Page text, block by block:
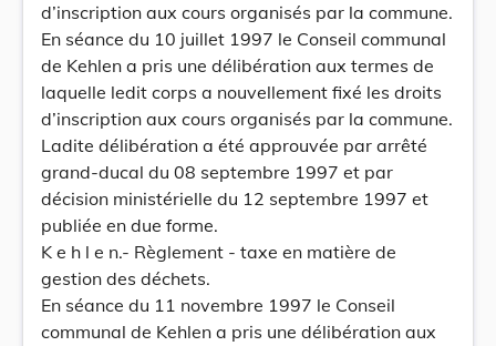
d’inscription aux cours organisés par la commune.
En séance du 10 juillet 1997 le Conseil communal
de Kehlen a pris une délibération aux termes de
laquelle ledit corps a nouvellement fixé les droits
d’inscription aux cours organisés par la commune.
Ladite délibération a été approuvée par arrêté
grand-ducal du 08 septembre 1997 et par
décision ministérielle du 12 septembre 1997 et
publiée en due forme.
K e h l e n.- Règlement - taxe en matière de
gestion des déchets.
En séance du 11 novembre 1997 le Conseil
communal de Kehlen a pris une délibération aux